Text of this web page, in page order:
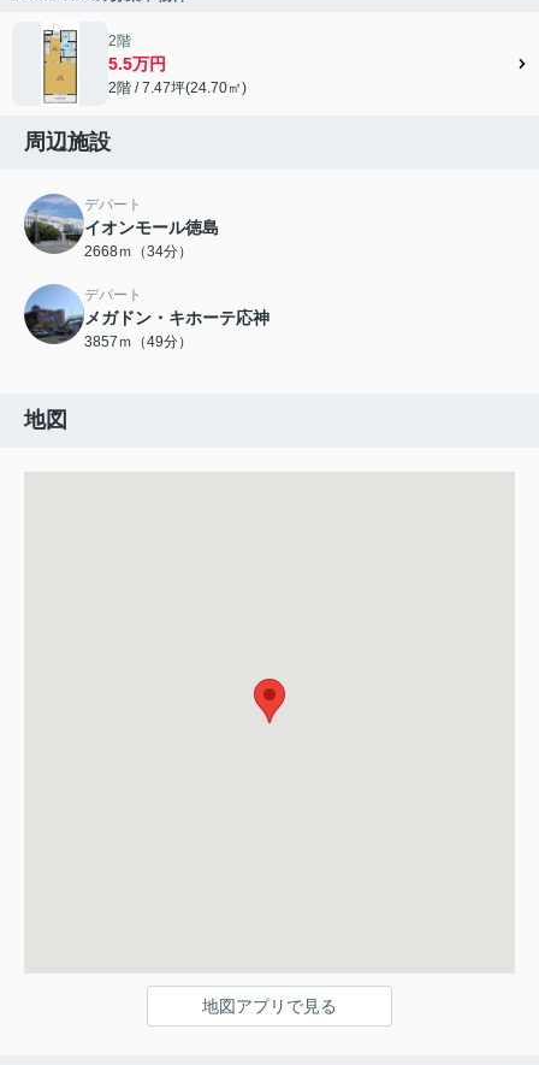
2階
5.5万円
2階 / 7.47坪(24.70㎡)
周辺施設
デパート
イオンモール徳島
2668ｍ（34分）
デパート
メガドン・キホーテ応神
3857ｍ（49分）
地図
地図アプリで見る